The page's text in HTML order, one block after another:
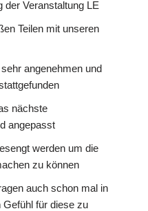
der Veranstaltung LE
Teilen mit unseren
angenehmen und
nächste
angepasst
werden um die
zu können
auch schon mal in
Gefühl für diese zu